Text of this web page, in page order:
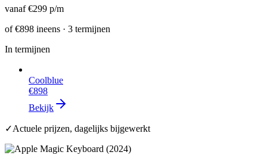
vanaf€299 p/m
of€898 ineens · 3 termijnen
In termijnen
Coolblue
€898
Bekijk
✓Actuele prijzen, dagelijks bijgewerkt